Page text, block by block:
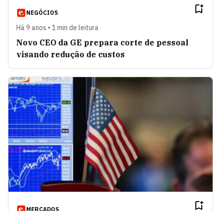
NEGÓCIOS
Há 9 anos • 1 min de leitura
Novo CEO da GE prepara corte de pessoal
visando redução de custos
MERCADOS